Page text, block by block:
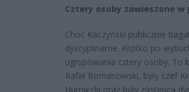
Cztery osoby zawieszone w
Choć Kaczyński publicznie
dyscyplinarne. Krótko po
ugrupowania cztery osoby. To
Rafał Romanowski, były szef
Humięcki oraz były zastępca